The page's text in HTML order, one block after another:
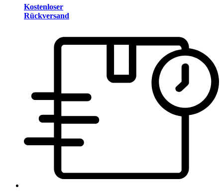
Kostenloser
Rückversand